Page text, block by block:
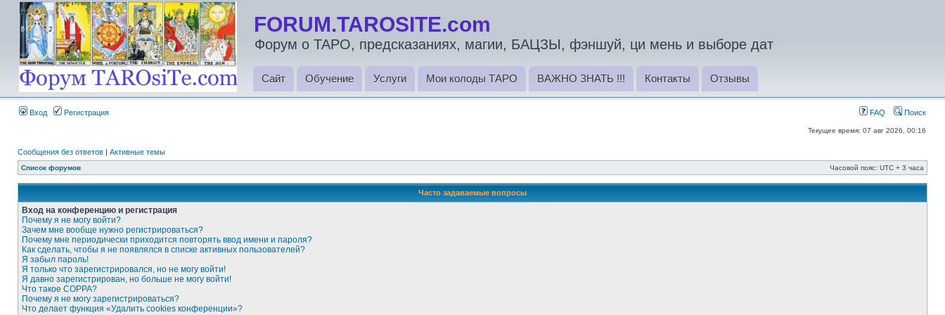
FORUM.TAROSITE.com
Форум о ТАРО, предсказаниях, магии, БАЦЗЫ, фэншуй, ци мень и выборе дат
Сайт Обучение Услуги Мои колоды ТАРО ВАЖНО ЗНАТЬ !!! Контакты Отзывы
Вход Регистрация FAQ Поиск
Текущее время: 07 авг 2026, 00:16
Сообщения без ответов | Активные темы
Список форумов Часовой пояс: UTC + 3 часа
Часто задаваемые вопросы
Вход на конференцию и регистрация
Почему я не могу войти?
Зачем мне вообще нужно регистрироваться?
Почему мне периодически приходится повторять ввод имени и пароля?
Как сделать, чтобы я не появлялся в списке активных пользователей?
Я забыл пароль!
Я только что зарегистрировался, но не могу войти!
Я давно зарегистрирован, но больше не могу войти!
Что такое COPPA?
Почему я не могу зарегистрироваться?
Что делает функция «Удалить cookies конференции»?